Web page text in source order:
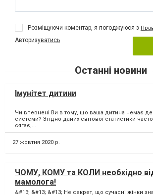
Розміщуючи коментар, я погоджуюся з
Авторизуватись
Останні новини
Імунітет дитини
Чи впевнені Ви в тому, що ваша дитина немає
системи? Згідно даних світової статистики
сягає,...
27 жовтня 2020 р.
ЧОМУ, КОМУ та КОЛИ необхідно
мамолога!
&#13; &#13; &#13; Не секрет, що сучасні жінки